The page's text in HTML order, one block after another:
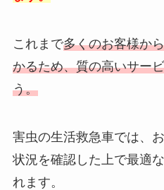
これまで多くのお客様か
かるため、質の高いサー
う。
害虫の生活救急車では、
状況を確認した上で最適
れます。